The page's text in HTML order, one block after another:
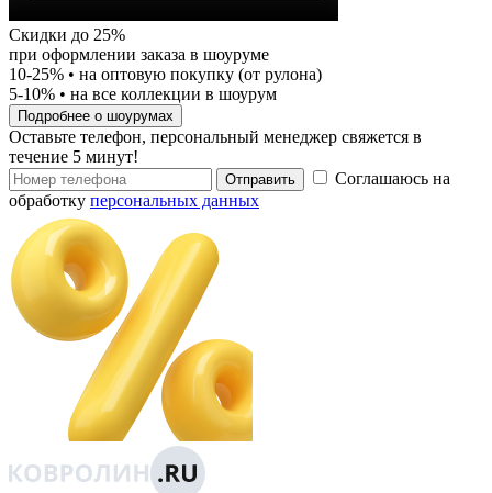
Скидки до 25%
при оформлении заказа в шоуруме
10-25% • на оптовую покупку (от рулона)
5-10% • на все коллекции в шоурум
Подробнее о шоурумах
Оставьте телефон, персональный менеджер свяжется в
течение 5 минут!
Отправить
Соглашаюсь на
обработку персональных данных